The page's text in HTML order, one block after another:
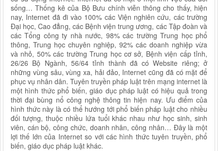
sống… Thống kê của Bộ Bưu chính viễn thông cho thấy, hiện
nay, Internet đã đi vào 100% các Viện nghiên cứu, các trường
Đại học, Cao đẳng, các Bệnh viện trung ương, các Tập đoàn và
các Tổng công ty nhà nước, 98% các trường Trung học phổ
thông, Trung học chuyên nghiệp, 92% các doanh nghiệp vừa
và nhỏ, 50% các trường Trung học cơ sở, Bệnh viện cấp tỉnh,
26/26 Bộ Ngành, 56/64 tỉnh thành đã có Website riêng; ở
những vùng sâu, vùng xa, hải đảo, Internet cũng đã có mặt để
phục vụ nhân dân. Tuyên truyền pháp luật trên mạng internet là
một hình thức phổ biến, giáo dục pháp luật có hiệu quả trong
thời đại bùng nổ công nghệ thông tin hiện nay. Ưu điểm của
hình thức này là có thể hướng tới phổ biến pháp luật cho nhiều
đối tượng, thuộc nhiều lứa tuổi khác nhau như học sinh, sinh
viên, cán bộ, công chức, doanh nhân, công nhân… Đây là một
lợi thế lớn của Internet so với các hình thức tuyên truyền, phổ
biến, giáo dục pháp luật khác.